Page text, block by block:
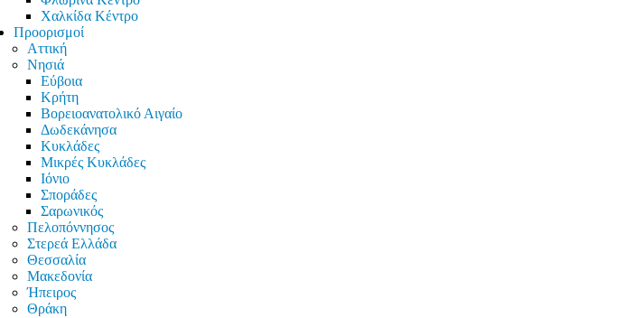
Χαλκίδα Κέντρο
Προορισμοί
Αττική
Νησιά
Εύβοια
Κρήτη
Βορειοανατολικό Αιγαίο
Δωδεκάνησα
Κυκλάδες
Μικρές Κυκλάδες
Ιόνιο
Σποράδες
Σαρωνικός
Πελοπόννησος
Στερεά Ελλάδα
Θεσσαλία
Μακεδονία
Ήπειρος
Θράκη